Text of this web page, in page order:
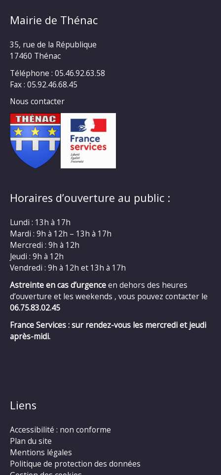
Mairie de Thénac
35, rue de la République
17460 Thénac
Téléphone : 05.46.92.63.58
Fax : 05.92.46.68.45
Nous contacter
Horaires d’ouverture au public :
Lundi : 13h à 17h
Mardi : 9h à 12h – 13h à 17h
Mercredi : 9h à 12h
Jeudi : 9h à 12h
Vendredi : 9h à 12h et 13h à 17h
Astreinte en cas d’urgenceen dehors des heures
d’ouverture et les weekends , vous pouvez contacter le
06.75.83.02.45
France Services : sur rendez-vous les mercredi et jeudi
après-midi.
Liens
Accessibilité : non conforme
Plan du site
Mentions légales
Politique de protection des données